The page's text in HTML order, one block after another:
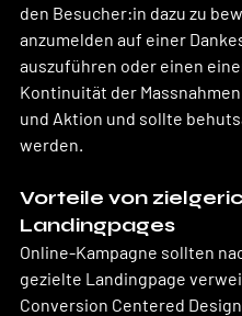
den Besucher:in dazu zu
anzumelden auf einer
auszuführen oder einen
Kontinuität der
und Aktion und sollte
werden.
Vorteile von
Landingpages
Online-Kampagne sollten
gezielte Landingpage
Conversion Centered